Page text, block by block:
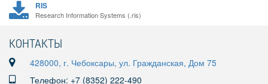
RIS
Research Information Systems (.ris)
КОНТАКТЫ
428000, г. Чебоксары, ул. Гражданская, Дом 75
Телефон: +7 (8352) 222-490